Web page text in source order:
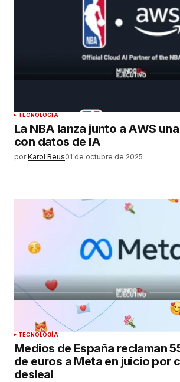
TECNOLOGÍA
La NBA lanza junto a AWS
con datos de IA
por Karol Reus01 de octubre de 2025
TECNOLOGÍA
Medios de España reclaman
de euros a Meta en juicio por
desleal